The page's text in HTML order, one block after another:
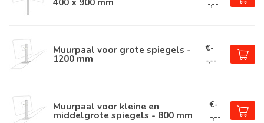
-,--
Muurpaal voor grote spiegels -
1200 mm
€-
-,--
Muurpaal voor kleine en
middelgrote spiegels - 800 mm
€-
-,--